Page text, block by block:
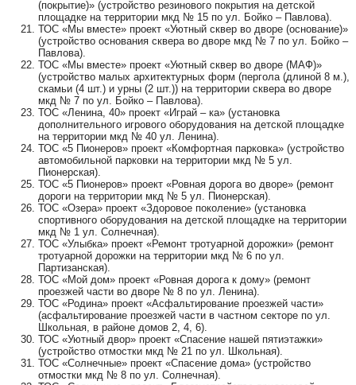
(покрытие)» (устройство резинового покрытия на детской
площадке на территории мкд № 15 по ул. Бойко – Павлова).
ТОС «Мы вместе» проект «Уютный сквер во дворе (основание)»
(устройство основания сквера во дворе мкд № 7 по ул. Бойко –
Павлова).
ТОС «Мы вместе» проект «Уютный сквер во дворе (МАФ)»
(устройство малых архитектурных форм (пергола (длиной 8 м.),
скамьи (4 шт.) и урны (2 шт.)) на территории сквера во дворе
мкд № 7 по ул. Бойко – Павлова).
ТОС «Ленина, 40» проект «Играй – ка» (установка
дополнительного игрового оборудования на детской площадке
на территории мкд № 40 ул. Ленина).
ТОС «5 Пионеров» проект «Комфортная парковка» (устройство
автомобильной парковки на территории мкд № 5 ул.
Пионерская).
ТОС «5 Пионеров» проект «Ровная дорога во дворе» (ремонт
дороги на территории мкд № 5 ул. Пионерская).
ТОС «Озера» проект «Здоровое поколение» (установка
спортивного оборудования на детской площадке на территории
мкд № 1 ул. Солнечная).
ТОС «Улыбка» проект «Ремонт тротуарной дорожки» (ремонт
тротуарной дорожки на территории мкд № 6 по ул.
Партизанская).
ТОС «Мой дом» проект «Ровная дорога к дому» (ремонт
проезжей части во дворе № 8 по ул. Ленина).
ТОС «Родина» проект «Асфальтирование проезжей части»
(асфальтирование проезжей части в частном секторе по ул.
Школьная, в районе домов 2, 4, 6).
ТОС «Уютный двор» проект «Спасение нашей пятиэтажки»
(устройство отмостки мкд № 21 по ул. Школьная).
ТОС «Солнечные» проект «Спасение дома» (устройство
отмостки мкд № 8 по ул. Солнечная).